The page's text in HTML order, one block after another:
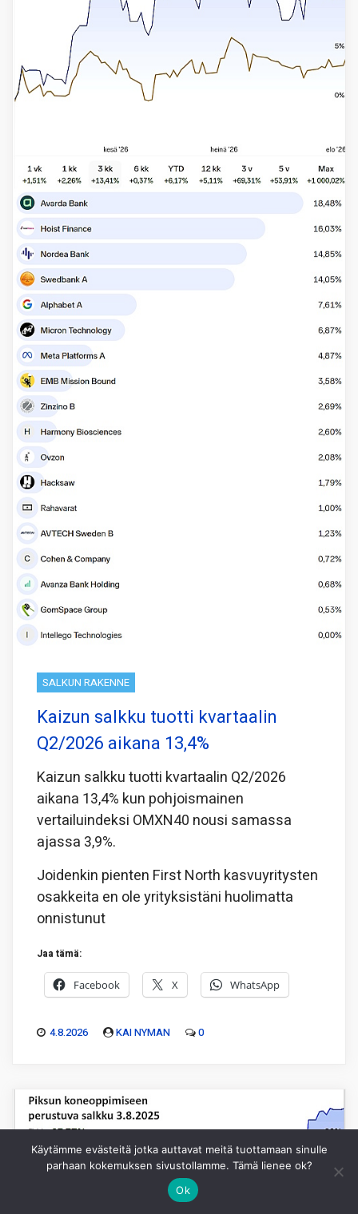
SALKUN RAKENNE
Kaizun salkku tuotti kvartaalin
Q2/2026 aikana 13,4%
Kaizun salkku tuotti kvartaalin Q2/2026
aikana 13,4% kun pohjoismainen
vertailuindeksi OMXN40 nousi samassa
ajassa 3,9%.
Joidenkin pienten First North kasvuyritysten
osakkeita en ole yrityksistäni huolimatta
onnistunut
Jaa tämä:
Facebook X WhatsApp
4.8.2026 KAI NYMAN 0
Käytämme evästeitä jotka auttavat meitä tuottamaan sinulle
parhaan kokemuksen sivustollamme. Tämä lienee ok?
Ok